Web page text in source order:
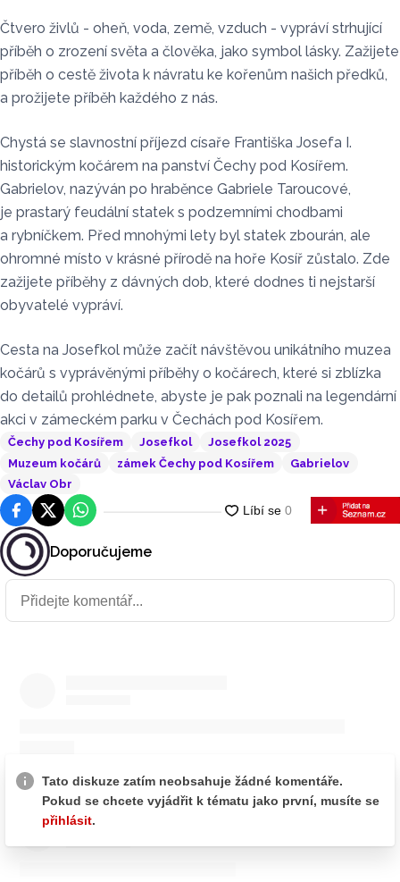
Čtvero živlů - oheň, voda, země, vzduch - vypráví strhující
příběh o zrození světa a člověka, jako symbol lásky. Zažijete
příběh o cestě života k návratu ke kořenům našich předků,
a prožijete příběh každého z nás.
Chystá se slavnostní příjezd císaře Františka Josefa I.
historickým kočárem na panství Čechy pod Kosířem.
Gabrielov, nazýván po hraběnce Gabriele Taroucové,
je prastarý feudální statek s podzemními chodbami
a rybníčkem. Před mnohými lety byl statek zbourán, ale
ohromné místo v krásné přírodě na hoře Kosíř zůstalo. Zde
zažijete příběhy z dávných dob, které dodnes ti nejstarší
obyvatelé vypráví.
Cesta na Josefkol může začít návštěvou unikátního muzea
kočárů s vyprávěnými příběhy o kočárech, které si zblízka
do detailů prohlédnete, abyste je pak poznali na legendární
akci v zámeckém parku v Čechách pod Kosířem.
Čechy pod Kosířem Josefkol
Josefkol 2025
Muzeum kočárů
zámek Čechy pod Kosířem
Gabrielov
Václav Obr
FacebookPlatforma X
WhatsApp
Doporučujeme